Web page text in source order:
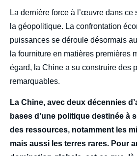
La dernière force à l’œuvre dans ce
la géopolitique. La confrontation
puissances se déroule désormais
la fourniture en matières premières
égard, la Chine a su construire des
remarquables.
La Chine, avec deux décennies
bases d’une politique destinée à
des ressources, notamment les
mais aussi les terres rares. Pour